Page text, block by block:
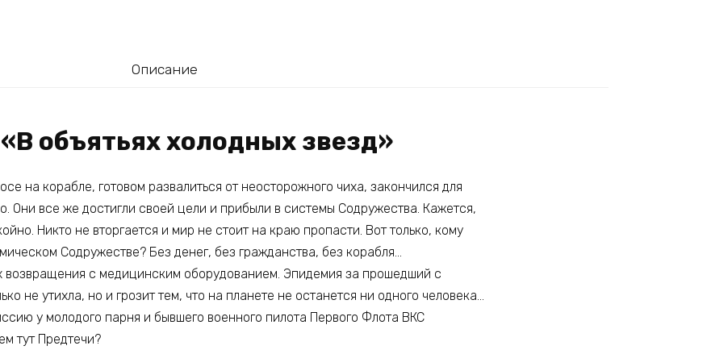
Описание
объятьях холодных звезд»
на корабле, готовом развалиться от неосторожного чиха, закончился для
Они все же достигли своей цели и прибыли в системы Содружества. Кажется,
Никто не вторгается и мир не стоит на краю пропасти. Вот только, кому
Содружестве? Без денег, без гражданства, без корабля…
с медицинским оборудованием. Эпидемия за прошедший с
не утихла, но и грозит тем, что на планете не останется ни одного человека…
у молодого парня и бывшего военного пилота Первого Флота ВКС
тут Предтечи?